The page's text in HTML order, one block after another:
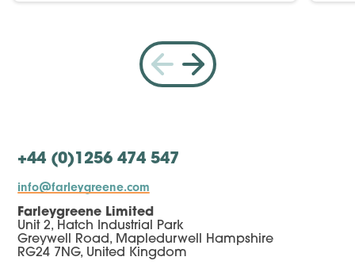
+44 (0)1256 474 547
info@farleygreene.com
Farleygreene Limited
Unit 2, Hatch Industrial Park
Greywell Road, Mapledurwell Hampshire
RG24 7NG, United Kingdom